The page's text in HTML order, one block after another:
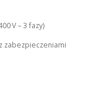
V – 3 fazy)
zabezpieczeniami